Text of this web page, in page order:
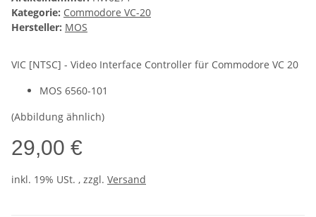
Kategorie: Commodore VC-20
Hersteller: MOS
VIC [NTSC] - Video Interface Controller für Commodore VC 20
MOS 6560-101
(Abbildung ähnlich)
29,00 €
inkl. 19% USt. , zzgl. Versand